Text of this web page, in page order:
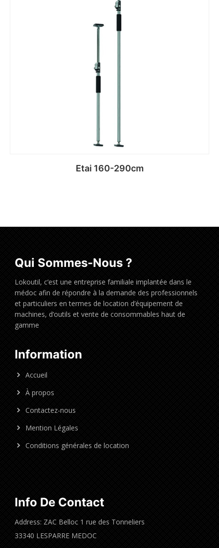
Etai 160-290cm
Qui Sommes-Nous ?
Lokoutil, c’est une entreprise familiale implantée dans le
médoc afin de répondre à la demande des professionnels
et particuliers en termes de location d’équipement de
machines, d’outils et vente de consommables haut de
gamme
Information
Accueil
À propos
Contactez-nous
Mention Légales
Conditions générales de location
Info De Contact
Address: ZAC Belloc 1 rue des Tonneliers
33340 LESPARRE MEDOC